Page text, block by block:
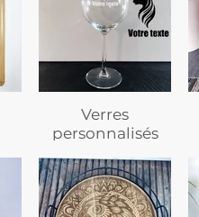
Verres
personnalisés